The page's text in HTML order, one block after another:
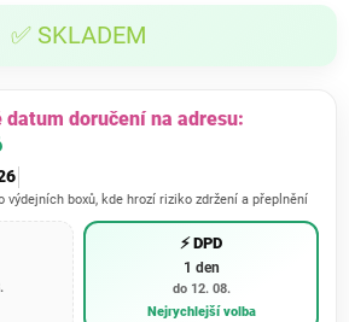
cena:
✅ SKLADEM
datum doručení na adresu:
výdejních boxů, kde hrozí riziko zdržení a přeplnění
⚡ DPD
1 den
do 12. 08.
Nejrychlejší volba